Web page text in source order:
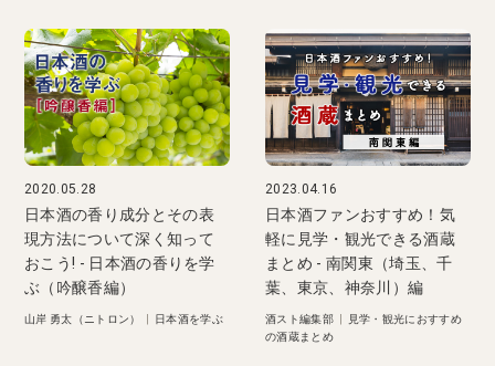
2020.05.28
日本酒の香り成分とその表
現方法について深く知って
おこう! - 日本酒の香りを学
ぶ（吟醸香編）
山岸 勇太（ニトロン） 日本酒を学ぶ
2023.04.16
日本酒ファンおすすめ！気
軽に見学・観光できる酒蔵
まとめ - 南関東（埼玉、千
葉、東京、神奈川）編
酒スト編集部
見学・観光におすすめ
の酒蔵まとめ